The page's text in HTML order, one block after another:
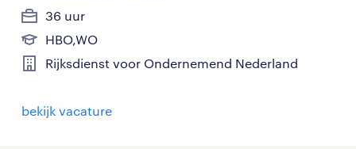
36 uur
HBO,WO
Rijksdienst voor Ondernemend Nederland
bekijk vacature